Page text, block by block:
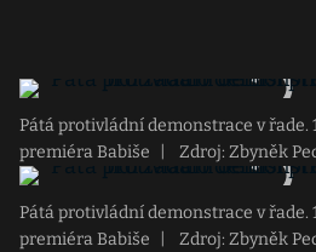
Pátá protivládní demonstrace v řade.
premiéra Babiše
Zdroj: Zbyněk
Pátá protivládní demonstrace v řade.
premiéra Babiše
Zdroj: Zbyněk